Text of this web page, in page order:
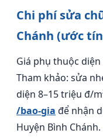
Chi phí sửa
Chánh (ước
Giá phụ thuộc
Tham khảo: sửa
diện 8–15 triệu đ/
/bao-gia để nhận
Huyện Bình Chánh.